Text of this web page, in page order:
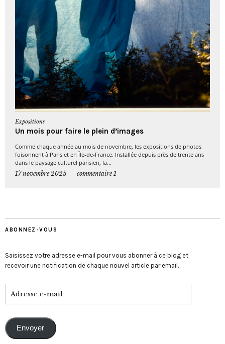
Expositions
Un mois pour faire le plein d’images
Comme chaque année au mois de novembre, les expositions de photos
foisonnent à Paris et en Île-de-France. Installée depuis près de trente ans
dans le paysage culturel parisien, la...
17 novembre 2025
commentaire 1
ABONNEZ-VOUS
Saisissez votre adresse e-mail pour vous abonner à ce blog et
recevoir une notification de chaque nouvel article par email.
Envoyer